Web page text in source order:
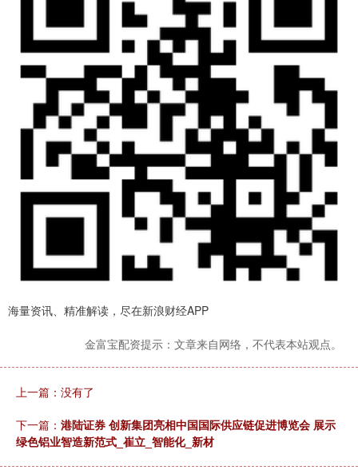
海量资讯、精准解读，尽在新浪财经APP
金富宝配资提示：文章来自网络，不代表本站观点。
上一篇：没有了
下一篇： 港陆证券 创新集团亮相中国国际供应链促进博览会 展示
绿色铝业智造新范式_崔立_智能化_新材